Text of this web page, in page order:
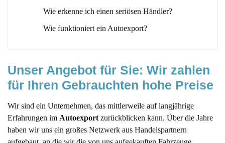
Wie erkenne ich einen seriösen Händler?
Wie funktioniert ein Autoexport?
Unser Angebot für Sie: Wir zahlen
für Ihren Gebrauchten hohe Preise
Wir sind ein Unternehmen, das mittlerweile auf langjährige
Erfahrungen im Autoexport zurückblicken kann. Über die Jahre
haben wir uns ein großes Netzwerk aus Handelspartnern